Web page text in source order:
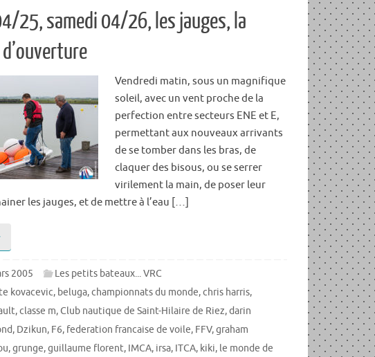
25, samedi 04/26, les jauges, la
Vendredi matin, sous un magnifique
soleil, avec un vent proche de la
perfection entre secteurs ENE et E,
permettant aux nouveaux arrivants
de se tomber dans les bras, de
claquer des bisous, ou se serrer
virilement la main, de poser leur
les jauges, et de mettre à l’eau […]
2005
Les petits bateaux... VRC
kovacevic, beluga,championnats du monde,chris harris,
,classe m,Club nautique de Saint-Hilaire de Riez,darin
, Dzikun, F6, federation francaise de voile, FFV,graham
,grunge,guillaume florent, IMCA, irsa, ITCA, kiki, le monde de